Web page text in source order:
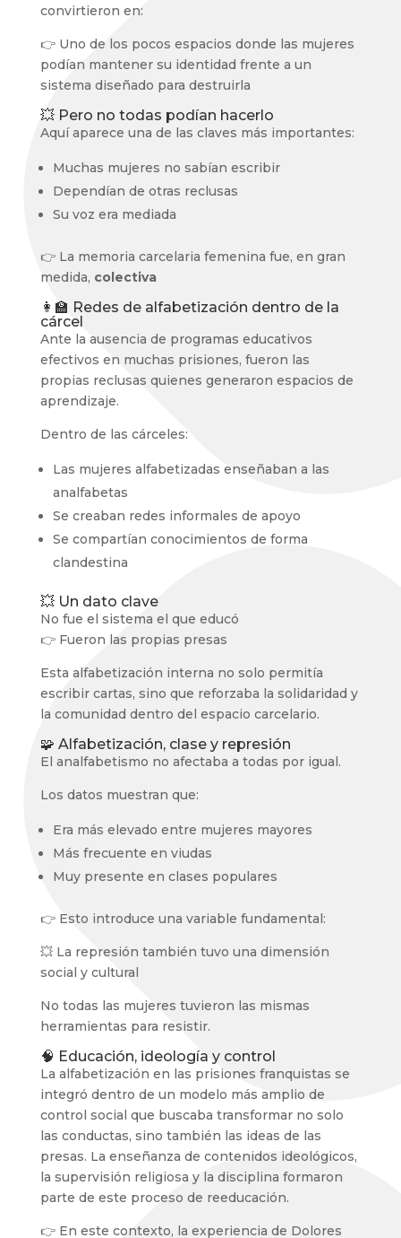
convirtieron en:
👉 Uno de los pocos espacios donde las mujeres
podían mantener su identidad frente a un
sistema diseñado para destruirla
💥 Pero no todas podían hacerlo
Aquí aparece una de las claves más importantes:
Muchas mujeres no sabían escribir
Dependían de otras reclusas
Su voz era mediada
👉 La memoria carcelaria femenina fue, en gran
medida, colectiva
👩‍🏫 Redes de alfabetización dentro de la
cárcel
Ante la ausencia de programas educativos
efectivos en muchas prisiones, fueron las
propias reclusas quienes generaron espacios de
aprendizaje.
Dentro de las cárceles:
Las mujeres alfabetizadas enseñaban a las
analfabetas
Se creaban redes informales de apoyo
Se compartían conocimientos de forma
clandestina
💥 Un dato clave
No fue el sistema el que educó
👉 Fueron las propias presas
Esta alfabetización interna no solo permitía
escribir cartas, sino que reforzaba la solidaridad y
la comunidad dentro del espacio carcelario.
🧩 Alfabetización, clase y represión
El analfabetismo no afectaba a todas por igual.
Los datos muestran que:
Era más elevado entre mujeres mayores
Más frecuente en viudas
Muy presente en clases populares
👉 Esto introduce una variable fundamental:
💥 La represión también tuvo una dimensión
social y cultural
No todas las mujeres tuvieron las mismas
herramientas para resistir.
🧠 Educación, ideología y control
La alfabetización en las prisiones franquistas se
integró dentro de un modelo más amplio de
control social que buscaba transformar no solo
las conductas, sino también las ideas de las
presas. La enseñanza de contenidos ideológicos,
la supervisión religiosa y la disciplina formaron
parte de este proceso de reeducación.
👉 En este contexto, la experiencia de Dolores